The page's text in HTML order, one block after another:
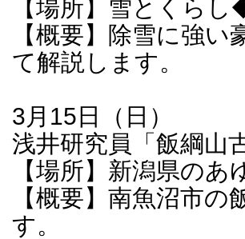
【場所】雪とくら
【概要】除雪に強
て解説します。
3月15日（日）
浅井研究員「飯綱山
【場所】新潟県の
【概要】南魚沼市
す。